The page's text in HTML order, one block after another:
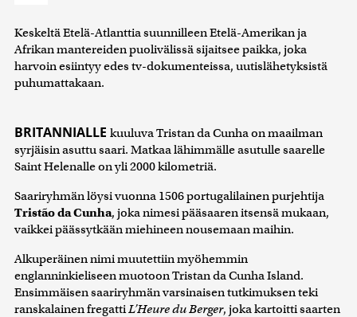
Keskeltä Etelä-Atlanttia suunnilleen Etelä-Amerikan ja
Afrikan mantereiden puolivälissä sijaitsee paikka, joka
harvoin esiintyy edes tv-dokumenteissa, uutislähetyksistä
puhumattakaan.
BRITANNIALLE kuuluva Tristan da Cunha on maailman
syrjäisin asuttu saari. Matkaa lähimmälle asutulle saarelle
Saint Helenalle on yli 2000 kilometriä.
Saariryhmän löysi vuonna 1506 portugalilainen purjehtija
Tristão da Cunha, joka nimesi pääsaaren itsensä mukaan,
vaikkei päässytkään miehineen nousemaan maihin.
Alkuperäinen nimi muutettiin myöhemmin
englanninkieliseen muotoon Tristan da Cunha Island.
Ensimmäisen saariryhmän varsinaisen tutkimuksen teki
ranskalainen fregattiL’Heure du Berger, joka kartoitti saarten